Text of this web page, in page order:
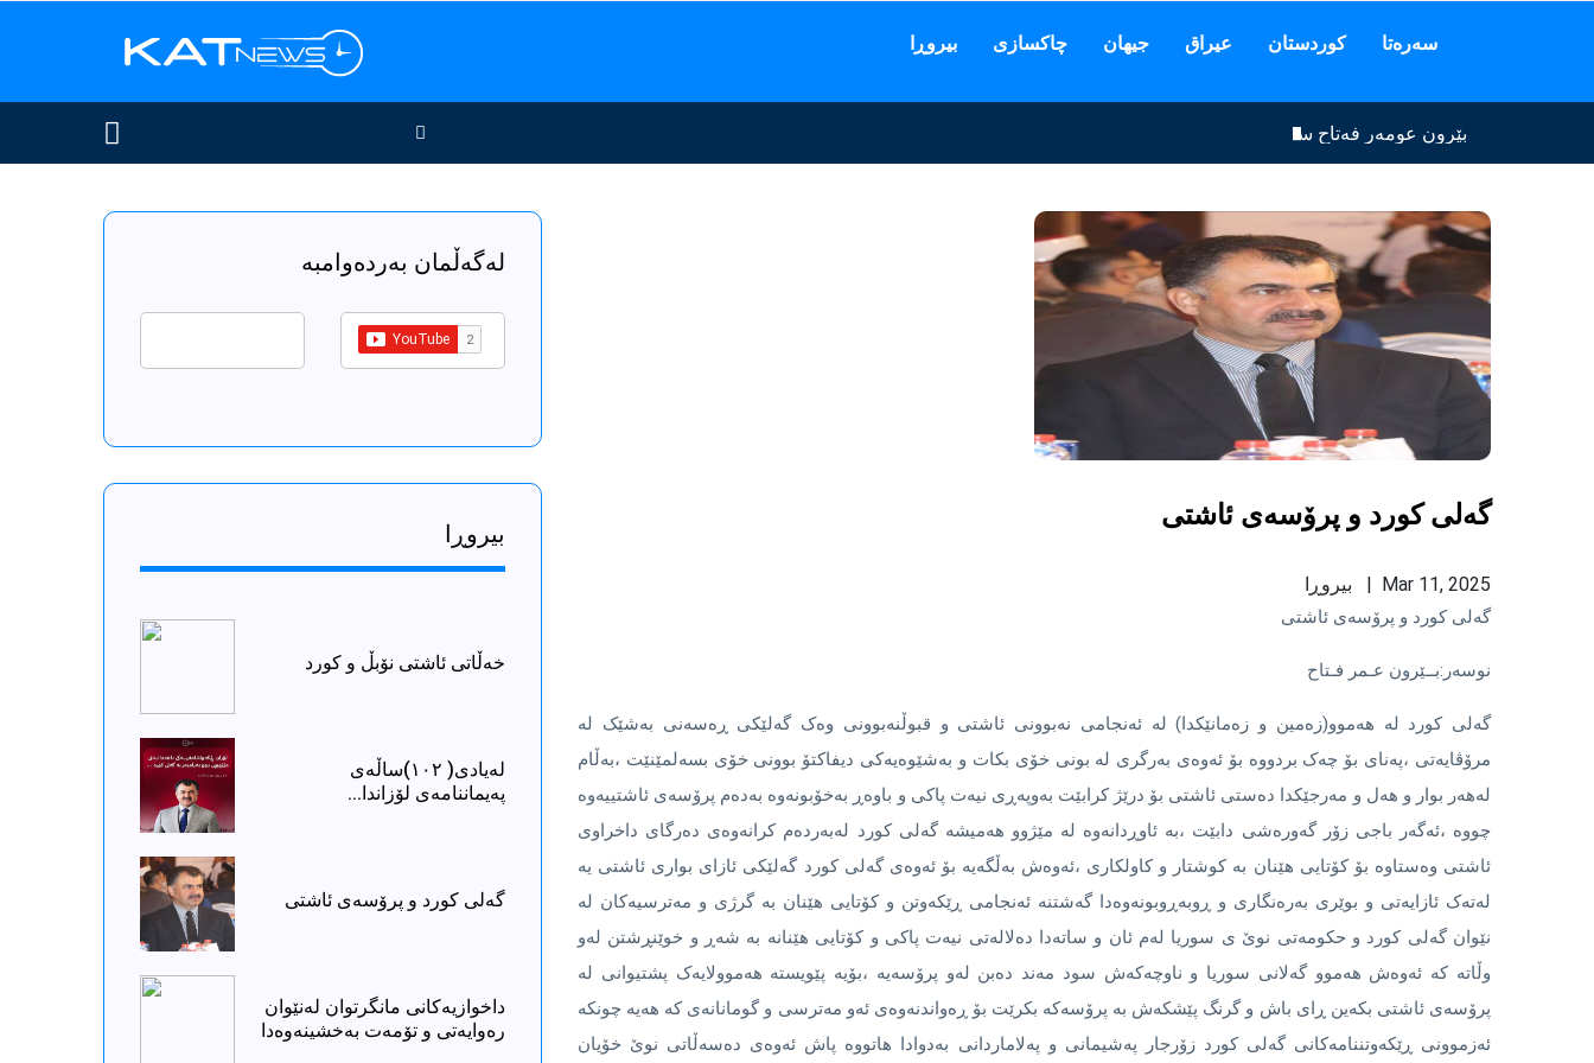
سەرەتا كوردستان عیراق جیهان چاكسازی بیروڕا
بێرون عومەر فەتاح سەردانی کونسوڵخانەی کۆماری میللی چینی کرد ...
لەگەڵمان بەردەوامبە
بیروڕا
خەڵاتی ئاشتی نۆبڵ و كورد
لەیادی( ١٠٢)ساڵەی
پەیماننامەی لۆزاندا...
گەلى کورد و پرۆسەی ئاشتى
داخوازیەکانی مانگرتوان لەنێوان
رەوایەتی و تۆمەت بەخشینەوەدا
گەلى کورد و پرۆسەی ئاشتى
Mar 11, 2025 | بیروڕا
گەلى کورد و پرۆسەی ئاشتى
نوسەر:بــێرون عـمر فـتاح
گەلى کورد لە هەموو(زەمین و زەمانێکدا) لە ئەنجامى نەبوونى ئاشتى و قبوڵنەبوونى وەک گەلێکى ڕەسەنى بەشێک لە
مرۆڤایەتى ،پەناى بۆ چەک بردووە بۆ ئەوەى بەرگرى لە بونى خۆى بکات و بەشێوەیەکى دیفاکتۆ بوونى خۆى بسەلمێنێت ،بەڵام
لەهەر بوار و هەل و مەرجێکدا دەستى ئاشتى بۆ درێژ کرابێت بەوپەڕى نیەت پاکى و باوەڕ بەخۆبونەوە بەدەم پرۆسەى ئاشتییەوە
چووە ،ئەگەر باجى زۆر گەورەشى دابێت ،بە ئاوڕدانەوە لە مێژوو هەمیشە گەلى کورد لەبەردەم کرانەوەى دەرگاى داخراوى
ئاشتى وەستاوە بۆ کۆتایی هێنان بە کوشتار و کاولکارى ،ئەوەش بەڵگەیە بۆ ئەوەى گەلى کورد گەلێکى ئازاى بوارى ئاشتى یە
لەتەک ئازایەتى و بوێرى بەرەنگارى و ڕوبەڕوبونەوەدا گەشتنە ئەنجامى ڕێکەوتن و کۆتایی هێنان بە گرژى و مەترسیەکان لە
نێوان گەلى کورد و حکومەتى نوێ ی سوریا لەم ئان و ساتەدا دەلالەتى نیەت پاکى و کۆتایی هێنانە بە شەڕ و خوێنڕشتن لەو
وڵاتە کە ئەوەش هەموو گەلانى سوریا و ناوچەکەش سود مەند دەبن لەو پرۆسەیە ،بۆیە پێویستە هەموولایەک پشتیوانى لە
پرۆسەى ئاشتى بکەین ڕاى باش و گرنگ پێشکەش بە پرۆسەکە بکرێت بۆ ڕەواندنەوەى ئەو مەترسی و گومانانەى کە هەیە چونکە
ئەزموونى ڕێکەوتننامەکانى گەلى کورد زۆرجار پەشیمانى و پەلاماردانى بەدوادا هاتووە پاش ئەوەى دەسەڵاتى نوێ خۆیان